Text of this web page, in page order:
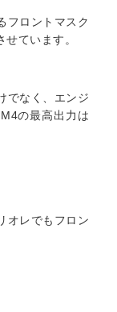
フロントマスク
ています。
でなく、エンジ
の最高出力は
オレでもフロン